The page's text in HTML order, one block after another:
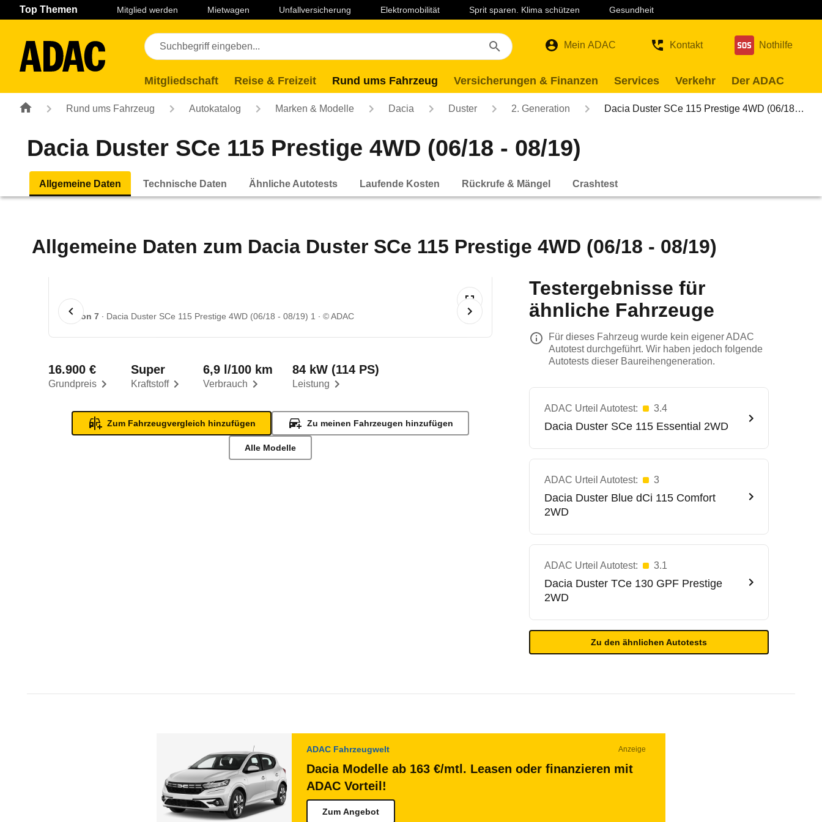
Navigation Seiteninhalt Fußzeile
Top Themen Mitglied werden Mietwagen Unfallversicherung Elektromobilität Sprit sparen. Klima schützen Gesundheit
Mein ADAC Kontakt Nothilfe
Mitgliedschaft Reise & Freizeit Rund ums Fahrzeug Versicherungen & Finanzen Services Verkehr Der ADAC
Rund ums Fahrzeug Autokatalog Marken & Modelle Dacia Duster 2. Generation Dacia Duster SCe 115 Prestige 4WD (06/18…
Dacia Duster SCe 115 Prestige 4WD (06/18 - 08/19)
Allgemeine Daten Technische Daten Ähnliche Autotests Laufende Kosten Rückrufe & Mängel Crashtest
Allgemeine Daten zum Dacia Duster SCe 115 Prestige 4WD (06/18 - 08/19)
1 von 7 Dacia Duster SCe 115 Prestige 4WD (06/18 - 08/19) 1 © ADAC
Grundpreis
16.900 €
Kraftstoff
Super
Verbrauch
6,9 l/100 km
Leistung
84 kW (114 PS)
Zum Fahrzeugvergleich hinzufügen Zu meinen Fahrzeugen hinzufügen
Alle Modelle
Testergebnisse für
ähnliche Fahrzeuge
Für dieses Fahrzeug wurde kein eigener ADAC
Autotest durchgeführt. Wir haben jedoch folgende
Autotests dieser Baureihengeneration.
ADAC Urteil Autotest: 3.4
Dacia Duster SCe 115 Essential 2WD
ADAC Urteil Autotest: 3
Dacia Duster Blue dCi 115 Comfort
2WD
ADAC Urteil Autotest: 3.1
Dacia Duster TCe 130 GPF Prestige
2WD
Zu den ähnlichen Autotests
ADAC Fahrzeugwelt Anzeige
Dacia Modelle ab 163 €/mtl. Leasen oder finanzieren mit
ADAC Vorteil!
Zum Angebot